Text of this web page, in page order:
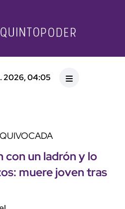
2026, 04:05
un ladrón y lo
muere joven tras